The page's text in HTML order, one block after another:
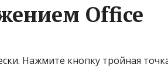
Office
Нажмите кнопку тройная